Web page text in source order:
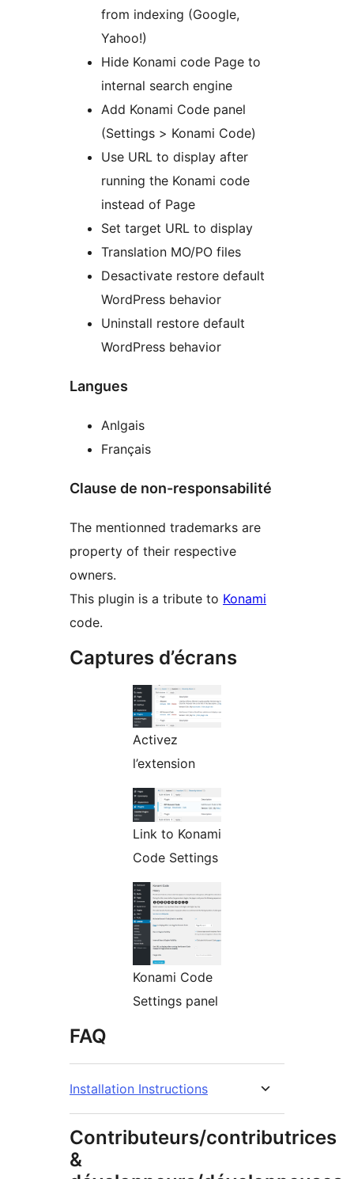
from indexing (Google,
Yahoo!)
Hide Konami code Page to
internal search engine
Add Konami Code panel
(Settings > Konami Code)
Use URL to display after
running the Konami code
instead of Page
Set target URL to display
Translation MO/PO files
Desactivate restore default
WordPress behavior
Uninstall restore default
WordPress behavior
Langues
Anlgais
Français
Clause de non-responsabilité
The mentionned trademarks are
property of their respective
owners.
This plugin is a tribute to Konami
code.
Captures d’écrans
Activez
l’extension
Link to Konami
Code Settings
Konami Code
Settings panel
FAQ
Installation Instructions
Contributeurs/contributrices
&